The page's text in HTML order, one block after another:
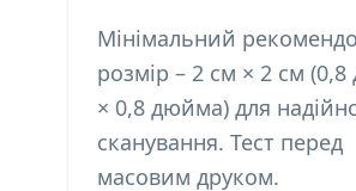
Мінімальний
розмір – 2 см × 2 см
× 0,8 дюйма) для
сканування. Тест перед
масовим друком.